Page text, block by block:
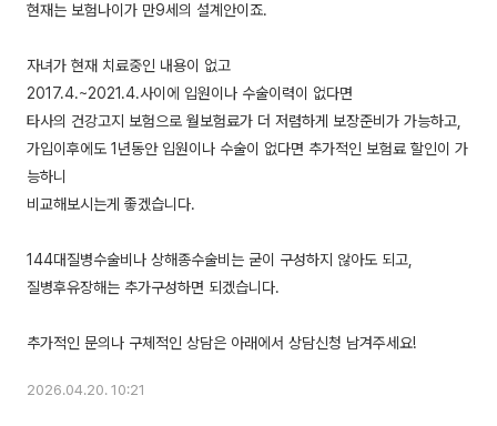
현재는 보험나이가 만9세의 설계안이죠.
자녀가 현재 치료중인 내용이 없고
2017.4.~2021.4.사이에 입원이나 수술이력이 없다면
타사의 건강고지 보험으로 월보험료가 더 저렴하게 보장준비가 가능하고,
가입이후에도 1년동안 입원이나 수술이 없다면 추가적인 보험료 할인이 가
능하니
비교해보시는게 좋겠습니다.
144대질병수술비나 상해종수술비는 굳이 구성하지 않아도 되고,
질병후유장해는 추가구성하면 되겠습니다.
2026.04.20. 10:21